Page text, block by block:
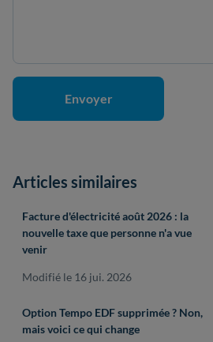
Articles similaires
Facture d'électricité août 2026 : la
nouvelle taxe que personne n'a vue
venir
Modifié le 16 jui. 2026
Option Tempo EDF supprimée ? Non,
mais voici ce qui change